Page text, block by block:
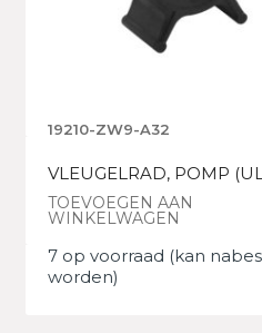
19210-ZW9-A32
VLEUGELRAD, POMP
TOEVOEGEN AAN
WINKELWAGEN
7 op voorraad (kan
worden)